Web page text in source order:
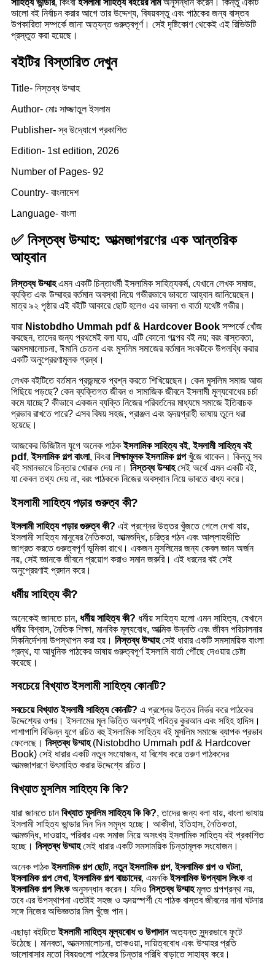
সাহিত্য ভান্ডার, কিংবা ইসলামী সাহিত্য বইয়ের নামঅনুসন্ধান করেন। কিন্তু একটি
ভালো বই নির্বাচন করার আগে তার উদ্দেশ্য, বিষয়বস্তু এবং পাঠকের জন্য বাস্তব
উপকারিতা সম্পর্কে জানা অত্যন্ত গুরুত্বপূর্ণ। সেই দৃষ্টিকোণ থেকেই এই রিভিউটি
প্রস্তুত করা হয়েছে।
বইটির বিস্তারিত দেখুন
Title- নিস্তব্ধ উম্মাহ
Author- মোঃ সাজ্জাতুল ইসলাম
Publisher- স্ব উদ্যোগে প্রকাশিত
Edition- 1st edition, 2026
Number of Pages- 92
Country- বাংলাদেশ
Language- বাংলা
✅ নিস্তব্ধ উম্মাহ: আত্মজাগরণের এক আন্তরিক
আহ্বান
নিস্তব্ধ উম্মাহএমন একটি চিন্তাধর্মী ইসলামিক সাহিত্যকর্ম, যেখানে লেখক সমাজ,
ব্যক্তি এবং উম্মাহর বর্তমান অবস্থা নিয়ে গভীরভাবে ভাবতে আহ্বান জানিয়েছেন।
মাত্র ৯২ পৃষ্ঠার এই বইটি আকারে ছোট হলেও এর ভাবনা ও বার্তা যথেষ্ট গভীর।
যারা Nistobdho Ummah pdf & Hardcover Book সম্পর্কে খোঁজ
করছেন, তাদের জন্য প্রথমেই বলা যায়, এটি কোনো গল্পের বই নয়; বরং বাস্তবতা,
আত্মসমালোচনা, ঈমানি চেতনা এবং মুসলিম সমাজের বর্তমান সংকটকে উপলব্ধি করার
একটি অনুপ্রেরণামূলক গ্রন্থ।
লেখক বইটিতে বর্তমান প্রজন্মকে প্রশ্ন করতে শিখিয়েছেন। কেন মুসলিম সমাজ আজ
পিছিয়ে পড়ছে? কেন ব্যক্তিগত জীবন ও সামাজিক জীবনে ইসলামী মূল্যবোধের চর্চা
কমে যাচ্ছে? কীভাবে একজন ব্যক্তি নিজের পরিবর্তনের মাধ্যমে সমাজে ইতিবাচক
প্রভাব রাখতে পারে? এসব বিষয় সহজ, প্রাঞ্জল এবং হৃদয়গ্রাহী ভাষায় তুলে ধরা
হয়েছে।
আজকের ডিজিটাল যুগে অনেক পাঠকইসলামিক সাহিত্য বই,ইসলামী সাহিত্য বই
pdf,ইসলামিক গল্প বাংলা, কিংবা শিক্ষামূলক ইসলামিক গল্পখুঁজে থাকেন। কিন্তু সব
বই সমানভাবে চিন্তার খোরাক দেয় না। নিস্তব্ধ উম্মাহসেই অর্থে এমন একটি বই,
যা কেবল তথ্য দেয় না, বরং পাঠককে নিজের অবস্থান নিয়ে ভাবতে বাধ্য করে।
ইসলামী সাহিত্য পড়ার গুরুত্ব কী?
ইসলামী সাহিত্য পড়ার গুরুত্ব কী? এই প্রশ্নের উত্তর খুঁজতে গেলে দেখা যায়,
ইসলামী সাহিত্য মানুষের নৈতিকতা, আত্মশুদ্ধি, চরিত্র গঠন এবং আল্লাহভীতি
জাগ্রত করতে গুরুত্বপূর্ণ ভূমিকা রাখে। একজন মুসলিমের জন্য কেবল জ্ঞান অর্জন
নয়, সেই জ্ঞানকে জীবনে প্রয়োগ করাও সমান জরুরি। এই ধরনের বই সেই
অনুপ্রেরণাই প্রদান করে।
ধর্মীয় সাহিত্য কী?
অনেকেই জানতে চান, ধর্মীয় সাহিত্য কী? ধর্মীয় সাহিত্য হলো এমন সাহিত্য, যেখানে
ধর্মীয় বিশ্বাস, নৈতিক শিক্ষা, মানবিক মূল্যবোধ, আত্মিক উন্নতি এবং জীবন পরিচালনার
দিকনির্দেশনা উপস্থাপন করা হয়। নিস্তব্ধ উম্মাহসেই ধারার একটি সমসাময়িক বাংলা
গ্রন্থ, যা আধুনিক পাঠকের ভাষায় গুরুত্বপূর্ণ ইসলামি বার্তা পৌঁছে দেওয়ার চেষ্টা
করেছে।
সবচেয়ে বিখ্যাত ইসলামী সাহিত্য কোনটি?
সবচেয়ে বিখ্যাত ইসলামী সাহিত্য কোনটি? এ প্রশ্নের উত্তর নির্ভর করে পাঠকের
উদ্দেশ্যের ওপর। ইসলামের মূল ভিত্তি অবশ্যই পবিত্র কুরআন এবং সহিহ হাদিস।
পাশাপাশি বিভিন্ন যুগে রচিত বহু ইসলামিক সাহিত্য বই মুসলিম সমাজে ব্যাপক প্রভাব
ফেলেছে। নিস্তব্ধ উম্মাহ(Nistobdho Ummah pdf & Hardcover
Book) সেই ধারার একটি নতুন সংযোজন, যা বিশেষ করে তরুণ পাঠকদের
আত্মজাগরণে উৎসাহিত করার উদ্দেশ্যে রচিত।
বিখ্যাত মুসলিম সাহিত্য কি কি?
যারা জানতে চানবিখ্যাত মুসলিম সাহিত্য কি কি?, তাদের জন্য বলা যায়, বাংলা ভাষায়
ইসলামী সাহিত্য ভান্ডার দিন দিন সমৃদ্ধ হচ্ছে। আকীদা, ইতিহাস, নৈতিকতা,
আত্মশুদ্ধি, দাওয়াহ, পরিবার এবং সমাজ নিয়ে অসংখ্য ইসলামিক সাহিত্য বই প্রকাশিত
হচ্ছে। নিস্তব্ধ উম্মাহসেই ধারার একটি সমসাময়িক চিন্তামূলক সংযোজন।
অনেক পাঠকইসলামিক গল্প ছোট, নতুন ইসলামিক গল্প,ইসলামিক গল্প ও ঘটনা,
ইসলামিক গল্প লেখা,ইসলামিক গল্প বাচ্চাদের, এমনকিইসলামিক উপন্যাস লিংকবা
ইসলামিক গল্প লিংকঅনুসন্ধান করেন। যদিও নিস্তব্ধ উম্মাহমূলত গল্পগ্রন্থ নয়,
তবে এর উপস্থাপনা এতটাই সহজ ও হৃদয়স্পর্শী যে পাঠক বাস্তব জীবনের নানা ঘটনার
সঙ্গে নিজের অভিজ্ঞতার মিল খুঁজে পান।
এছাড়া বইটিতেইসলামী সাহিত্য মূল্যবোধ ও উপাদানঅত্যন্ত সুন্দরভাবে ফুটে
উঠেছে। মানবতা, আত্মসমালোচনা, তাকওয়া, দায়িত্ববোধ এবং উম্মাহর প্রতি
ভালোবাসার মতো বিষয়গুলো পাঠকের চিন্তার পরিধি বাড়াতে সাহায্য করে।